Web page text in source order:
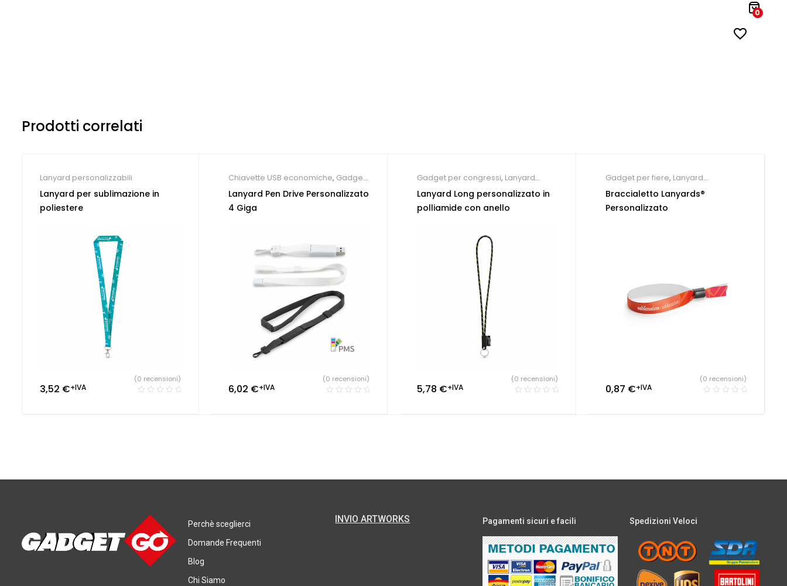
0
Prodotti correlati
Lanyard personalizzabili
Lanyard per sublimazione in
poliestere
3,52 €+IVA
(0 recensioni)
Chiavette USB economiche, Gadget
per congressi ,Gadget per fiere,
Lanyard personalizzabili
Lanyard Pen Drive Personalizzato
4 Giga
6,02 €+IVA
(0 recensioni)
Gadget per congressi, Lanyard
personalizzabili
Lanyard Long personalizzato in
polliamide con anello
5,78 €+IVA
(0 recensioni)
Gadget per fiere, Lanyard
personalizzabili
Braccialetto Lanyards®
Personalizzato
0,87 €+IVA
(0 recensioni)
Perchè sceglierci
Domande Frequenti
Blog
Chi Siamo
INVIO ARTWORKS Pagamenti sicuri e facili Spedizioni Veloci